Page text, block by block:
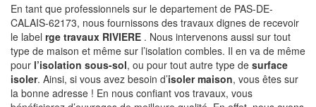
En tant que professionnels sur le departement de PAS-DE-
CALAIS-62173, nous fournissons des travaux dignes de recevoir
le label rge travaux RIVIERE . Nous intervenons aussi sur tout
type de maison et même sur l’isolation combles. Il en va de même
pour l’isolation sous-sol, ou pour tout autre type de surface
isoler. Ainsi, si vous avez besoin d’isoler maison, vous êtes sur
la bonne adresse ! En nous confiant vos travaux, vous